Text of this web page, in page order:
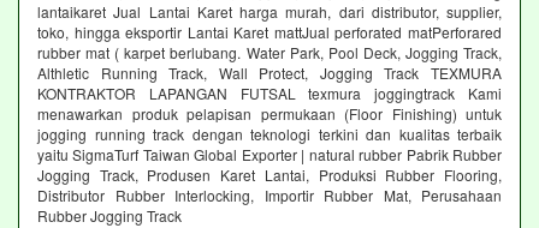
lantaikaret Jual Lantai Karet harga murah, dari distributor, supplier,
toko, hingga eksportir Lantai Karet mattJual perforated matPerforared
rubber mat ( karpet berlubang. Water Park, Pool Deck, Jogging Track,
Althletic Running Track, Wall Protect, Jogging Track TEXMURA
KONTRAKTOR LAPANGAN FUTSAL texmura joggingtrack Kami
menawarkan produk pelapisan permukaan (Floor Finishing) untuk
jogging running track dengan teknologi terkini dan kualitas terbaik
yaitu SigmaTurf Taiwan Global Exporter | natural rubber Pabrik Rubber
Jogging Track, Produsen Karet Lantai, Produksi Rubber Flooring,
Distributor Rubber Interlocking, Importir Rubber Mat, Perusahaan
Rubber Jogging Track